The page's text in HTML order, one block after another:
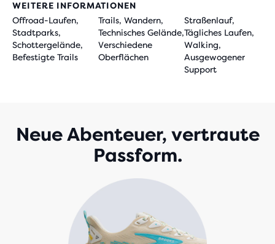
WEITERE INFORMATIONEN
Offroad-Laufen,
Stadtparks,
Schottergelände,
Befestigte Trails
Trails, Wandern,
Technisches Gelände,
Verschiedene
Oberflächen
Straßenlauf,
Tägliches Laufen,
Walking,
Ausgewogener
Support
Neue Abenteuer, vertraute
Passform.